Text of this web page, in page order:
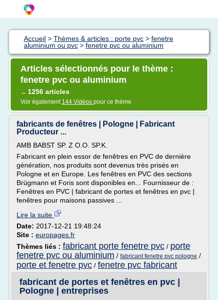
Accueil > Thèmes & articles : porte pvc > fenetre
aluminium ou pvc > fenetre pvc ou aluminium
Articles sélectionnés pour le thème :
fenetre pvc ou aluminium
→ 1256 articles
Voir également 144 Vidéos pour ce thème
fabricants de fenêtres | Pologne | Fabricant
Producteur ...
AMB BABST SP. Z O.O. SP.K.
Fabricant en plein essor de fenêtres en PVC de dernière
génération, nos produits sont devenus très prisés en
Pologne et en Europe. Les fenêtres en PVC des sections
Brügmann et Foris sont disponibles en... Fournisseur de :
Fenêtres en PVC | fabricant de portes et fenêtres en pvc |
fenêtres pour maisons passives ...
Lire la suite
Date: 2017-12-21 19:48:24
Site : europages.fr
Thèmes liés : fabricant porte fenetre pvc / porte
fenetre pvc ou aluminium / fabricant fenetre pvc pologne /
porte et fenetre pvc / fenetre pvc fabricant
fabricant de portes et fenêtres en pvc |
Pologne | entreprises